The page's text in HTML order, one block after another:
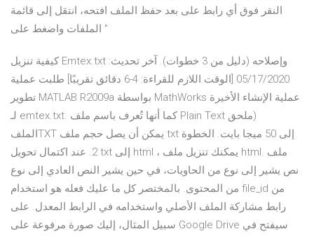
النقر فوق أي رابط على بعد حفظ الملف افتحه، انتقل إلى قائمة
الملفات واضغط على "
كيفية تنزيل Emtex.txt وإصلاحه (دليل من 3 خطوات). آخر تحديث:
05/17/2020 [الوقت اللازم للقراءة: 4-‏6 دقائق تقريبًا] طلبت عملية
تطوير MATLAB R2009a بواسطة MathWorks عملية الإنشاء الأخيرة
لـ emtex.txt. كما أنها تُعرف باسم ملف Plain Text ‏(ملحق
الملفTXT يمكن أن يصل حجم ملف txt إلى 50 ميجا بايت. الخطوة
2. عند اكتمال تحويل txt إلى html ، يمكنك تنزيل ملف html. ملف
نص يشير إلى نوع من الحاويات، في حين يشير النص العادي إلى نوع
من المحتوى. بالمختصر كل ما عليك فعله هو استخدام file_id من
رابط مشاركة الملف الأصلي واستخدامه في الرابط المعدل. على
سبيل المثال، إليك صورة مرفوعة على Google Drive سيفتح في